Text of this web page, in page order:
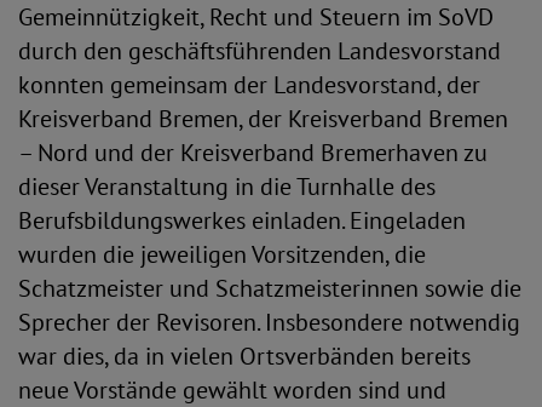
Gemeinnützigkeit, Recht und Steuern im SoVD
durch den geschäftsführenden Landesvorstand
konnten gemeinsam der Landesvorstand, der
Kreisverband Bremen, der Kreisverband Bremen
– Nord und der Kreisverband Bremerhaven zu
dieser Veranstaltung in die Turnhalle des
Berufsbildungswerkes einladen. Eingeladen
wurden die jeweiligen Vorsitzenden, die
Schatzmeister und Schatzmeisterinnen sowie die
Sprecher der Revisoren. Insbesondere notwendig
war dies, da in vielen Ortsverbänden bereits
neue Vorstände gewählt worden sind und